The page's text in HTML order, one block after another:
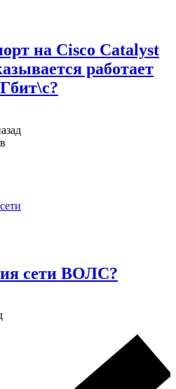
на Cisco Catalyst
работает
сети ВОЛС?